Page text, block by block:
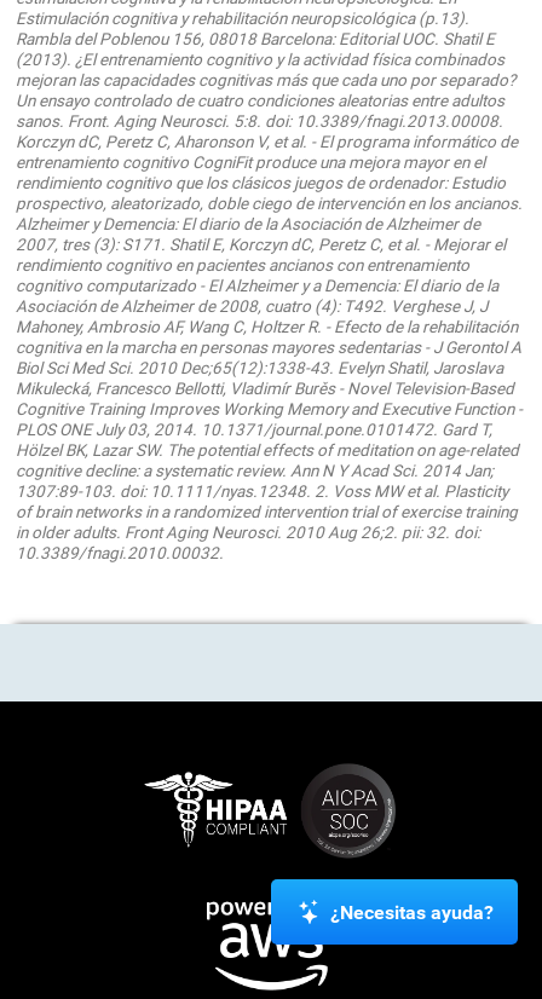
[1] Lubrini, G., Periáñez, J.A., & Ríos-Lago, M. (2009). Introducción a la
estimulación cognitiva y la rehabilitación neuropsicológica. En
Estimulación cognitiva y rehabilitación neuropsicológica (p.13).
Rambla del Poblenou 156, 08018 Barcelona: Editorial UOC. Shatil E
(2013). ¿El entrenamiento cognitivo y la actividad física combinados
mejoran las capacidades cognitivas más que cada uno por separado?
Un ensayo controlado de cuatro condiciones aleatorias entre adultos
sanos. Front. Aging Neurosci. 5:8. doi: 10.3389/fnagi.2013.00008.
Korczyn dC, Peretz C, Aharonson V, et al. - El programa informático de
entrenamiento cognitivo CogniFit produce una mejora mayor en el
rendimiento cognitivo que los clásicos juegos de ordenador: Estudio
prospectivo, aleatorizado, doble ciego de intervención en los ancianos.
Alzheimer y Demencia: El diario de la Asociación de Alzheimer de
2007, tres (3): S171. Shatil E, Korczyn dC, Peretz C, et al. - Mejorar el
rendimiento cognitivo en pacientes ancianos con entrenamiento
cognitivo computarizado - El Alzheimer y a Demencia: El diario de la
Asociación de Alzheimer de 2008, cuatro (4): T492. Verghese J, J
Mahoney, Ambrosio AF, Wang C, Holtzer R. - Efecto de la rehabilitación
cognitiva en la marcha en personas mayores sedentarias - J Gerontol A
Biol Sci Med Sci. 2010 Dec;65(12):1338-43. Evelyn Shatil, Jaroslava
Mikulecká, Francesco Bellotti, Vladimír Burěs - Novel Television-Based
Cognitive Training Improves Working Memory and Executive Function -
PLOS ONE July 03, 2014. 10.1371/journal.pone.0101472. Gard T,
Hölzel BK, Lazar SW. The potential effects of meditation on age-related
cognitive decline: a systematic review. Ann N Y Acad Sci. 2014 Jan;
1307:89-103. doi: 10.1111/nyas.12348. 2. Voss MW et al. Plasticity
of brain networks in a randomized intervention trial of exercise training
in older adults. Front Aging Neurosci. 2010 Aug 26;2. pii: 32. doi:
¿Necesitas ayuda?